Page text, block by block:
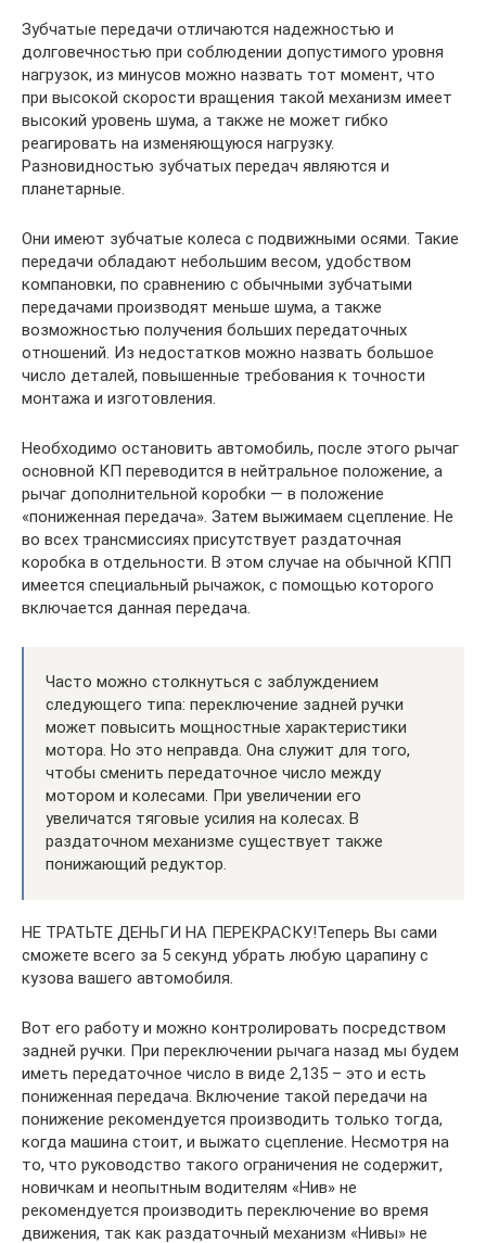
Зубчатые передачи отличаются надежностью и
долговечностью при соблюдении допустимого уровня
нагрузок, из минусов можно назвать тот момент, что
при высокой скорости вращения такой механизм имеет
высокий уровень шума, а также не может гибко
реагировать на изменяющуюся нагрузку.
Разновидностью зубчатых передач являются и
планетарные.
Они имеют зубчатые колеса с подвижными осями. Такие
передачи обладают небольшим весом, удобством
компановки, по сравнению с обычными зубчатыми
передачами производят меньше шума, а также
возможностью получения больших передаточных
отношений. Из недостатков можно назвать большое
число деталей, повышенные требования к точности
монтажа и изготовления.
Необходимо остановить автомобиль, после этого рычаг
основной КП переводится в нейтральное положение, а
рычаг дополнительной коробки — в положение
«пониженная передача». Затем выжимаем сцепление. Не
во всех трансмиссиях присутствует раздаточная
коробка в отдельности. В этом случае на обычной КПП
имеется специальный рычажок, с помощью которого
включается данная передача.
Часто можно столкнуться с заблуждением
следующего типа: переключение задней ручки
может повысить мощностные характеристики
мотора. Но это неправда. Она служит для того,
чтобы сменить передаточное число между
мотором и колесами. При увеличении его
увеличатся тяговые усилия на колесах. В
раздаточном механизме существует также
понижающий редуктор.
НЕ ТРАТЬТЕ ДЕНЬГИ НА ПЕРЕКРАСКУ!Теперь Вы сами
сможете всего за 5 секунд убрать любую царапину с
кузова вашего автомобиля.
Вот его работу и можно контролировать посредством
задней ручки. При переключении рычага назад мы будем
иметь передаточное число в виде 2,135 – это и есть
пониженная передача. Включение такой передачи на
понижение рекомендуется производить только тогда,
когда машина стоит, и выжато сцепление. Несмотря на
то, что руководство такого ограничения не содержит,
новичкам и неопытным водителям «Нив» не
рекомендуется производить переключение во время
движения, так как раздаточный механизм «Нивы» не